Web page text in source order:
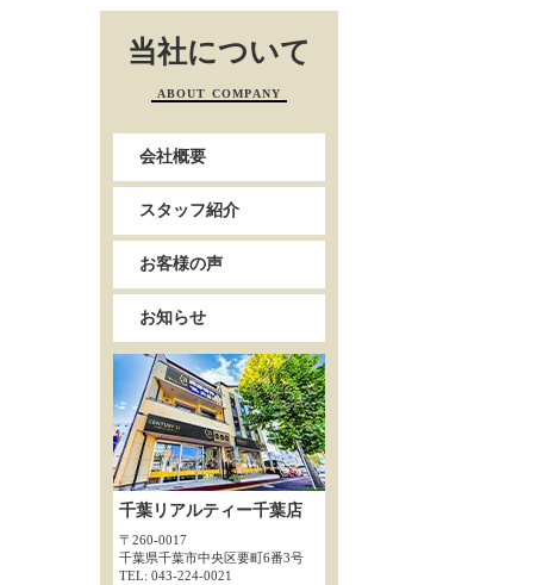
当社について
ABOUT COMPANY
会社概要
スタッフ紹介
お客様の声
お知らせ
千葉リアルティー千葉店
〒260-0017
千葉県千葉市中央区要町6番3号
TEL: 043-224-0021